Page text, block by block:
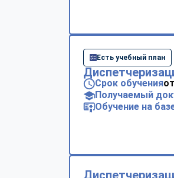
Есть учебный план
Срок обучения
Получаемый
Обучение на